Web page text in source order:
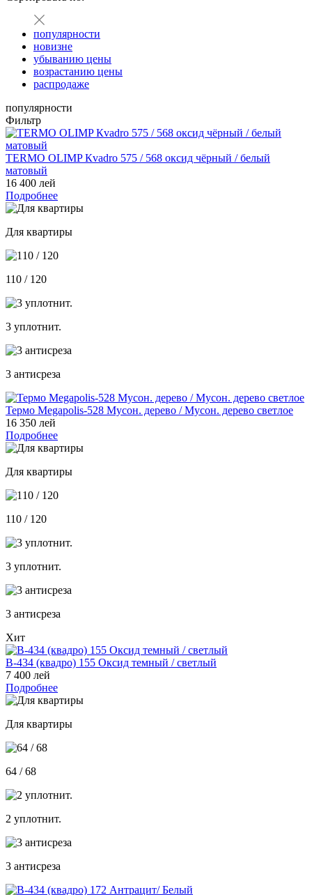
популярности
новизне
убыванию цены
возрастанию цены
распродаже
популярности
Фильтр
TERMO OLIMP Кvadro 575 / 568 оксид чёрный / белый
матовый
16 400 лей
Подробнее
Для квартиры
110 / 120
3 уплотнит.
3 антисреза
Термо Megapolis-528 Мусон. дерево / Мусон. дерево светлое
16 350 лей
Подробнее
Для квартиры
110 / 120
3 уплотнит.
3 антисреза
Хит
В-434 (квадро) 155 Оксид темный / светлый
7 400 лей
Подробнее
Для квартиры
64 / 68
2 уплотнит.
3 антисреза